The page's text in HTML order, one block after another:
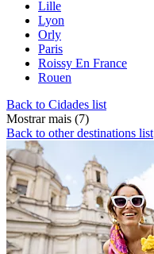
Lille
Lyon
Orly
Paris
Roissy En France
Rouen
Back to Cidades list
Mostrar mais (7)
Back to other destinations list